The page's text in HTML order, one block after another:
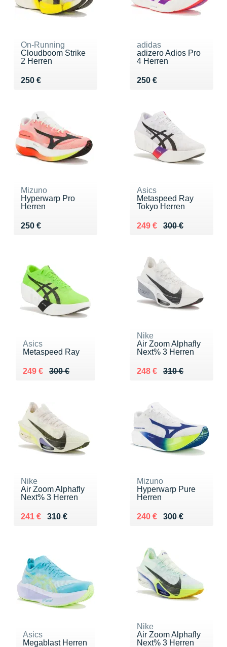
On-Running
Cloudboom Strike
2 Herren
250 €
Vendu 250 €
adidas
adizero Adios Pro
4 Herren
250 €
Vendu 250 €
Mizuno
Hyperwarp Pro
Herren
250 €
Vendu 250 €
Asics
Metaspeed Ray
Tokyo Herren
300 €
Au lieu de 300 €
249 €
Vendu 249 €
Asics
Metaspeed Ray
300 €
Au lieu de 300 €
249 €
Vendu 249 €
Nike
Air Zoom Alphafly
Next% 3 Herren
310 €
Au lieu de 310 €
248 €
Vendu 248 €
Nike
Air Zoom Alphafly
Next% 3 Herren
310 €
Au lieu de 310 €
241 €
Vendu 241 €
Mizuno
Hyperwarp Pure
Herren
300 €
Au lieu de 300 €
240 €
Vendu 240 €
Asics
Megablast Herren
Nike
Air Zoom Alphafly
Next% 3 Herren